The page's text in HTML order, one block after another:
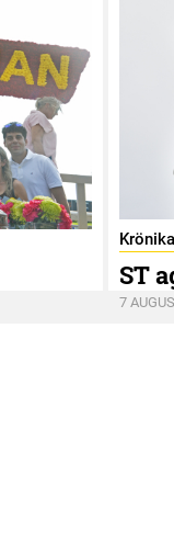
Krönika
ST
7